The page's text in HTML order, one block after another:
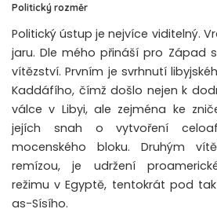
Politický rozměr
Politický ústup je nejvíce viditelný.
jaru. Dle mého přináší pro Západ
vítězství. Prvním je svrhnutí
Kaddáfího, čímž došlo nejen k
válce v Libyi, ale zejména ke
jejích snah o vytvoření
mocenského bloku. Druhým
remízou, je udržení
režimu v Egyptě, tentokrát pod
as-Sísího.